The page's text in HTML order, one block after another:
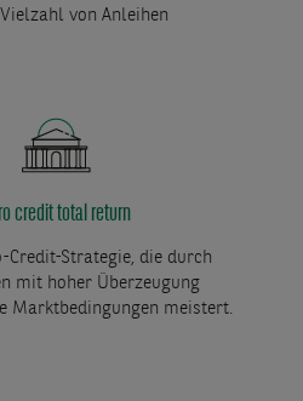
von Anleihen
credit total return
Credit-Strategie, die durch
mit hoher Überzeugung
Marktbedingungen meistert.